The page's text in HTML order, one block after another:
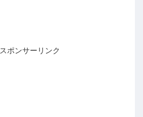
スポンサーリンク